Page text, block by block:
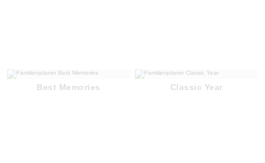
Best Memories Classic Year